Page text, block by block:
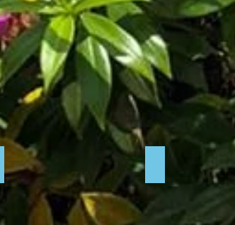
Visite post-natale. table